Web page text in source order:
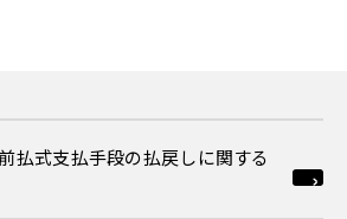
払式支払手段の払戻しに関する